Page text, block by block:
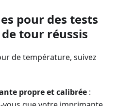
pour des tests
tour réussis
de température, suivez
propre et calibrée :